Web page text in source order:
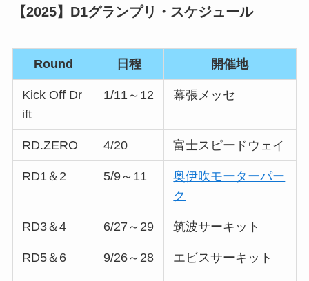
【2025】D1グランプリ・スケジュール
Round 日程 開催地
Kick Off Dr
ift
1/11～12 幕張メッセ
RD.ZERO 4/20 富士スピードウェイ
RD1＆2 5/9～11
奥伊吹モーターパー
ク
RD3＆4 6/27～29 筑波サーキット
RD5＆6 9/26～28 エビスサーキット